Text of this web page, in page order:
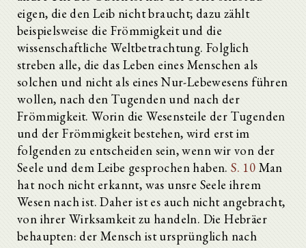
eigen, die den Leib nicht braucht; dazu zählt
beispielsweise die Frömmigkeit und die
wissenschaftliche Weltbetrachtung. Folglich
streben alle, die das Leben eines Menschen als
solchen und nicht als eines Nur-Lebewesens führen
wollen, nach den Tugenden und nach der
Frömmigkeit. Worin die Wesensteile der Tugenden
und der Frömmigkeit bestehen, wird erst im
folgenden zu entscheiden sein, wenn wir von der
Seele und dem Leibe gesprochen haben.S. 10 Man
hat noch nicht erkannt, was unsre Seele ihrem
Wesen nach ist. Daher ist es auch nicht angebracht,
von ihrer Wirksamkeit zu handeln. Die Hebräer
behaupten: der Mensch ist ursprünglich nach